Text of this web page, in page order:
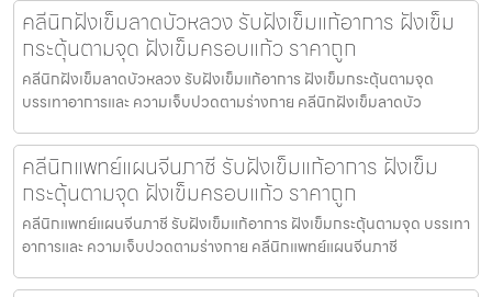
คลีนิกฝังเข็มลาดบัวหลวง รับฝังเข็มแก้อาการ ฝังเข็ม
กระตุ้นตามจุด ฝังเข็มครอบแก้ว ราคาถูก
คลีนิกฝังเข็มลาดบัวหลวง รับฝังเข็มแก้อาการ ฝังเข็มกระตุ้นตามจุด
บรรเทาอาการและ ความเจ็บปวดตามร่างกาย คลีนิกฝังเข็มลาดบัว
คลีนิกแพทย์แผนจีนภาชี รับฝังเข็มแก้อาการ ฝังเข็ม
กระตุ้นตามจุด ฝังเข็มครอบแก้ว ราคาถูก
คลีนิกแพทย์แผนจีนภาชี รับฝังเข็มแก้อาการ ฝังเข็มกระตุ้นตามจุด บรรเทา
อาการและ ความเจ็บปวดตามร่างกาย คลีนิกแพทย์แผนจีนภาชี